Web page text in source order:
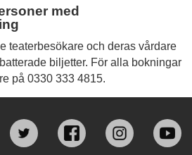
med
teaterbesökare och deras vårdare
biljetter. För alla bokningar
på 0330 333 4815.